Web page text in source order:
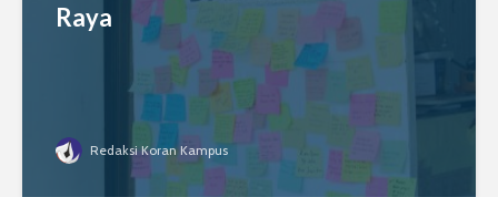
Raya
Redaksi Koran Kampus